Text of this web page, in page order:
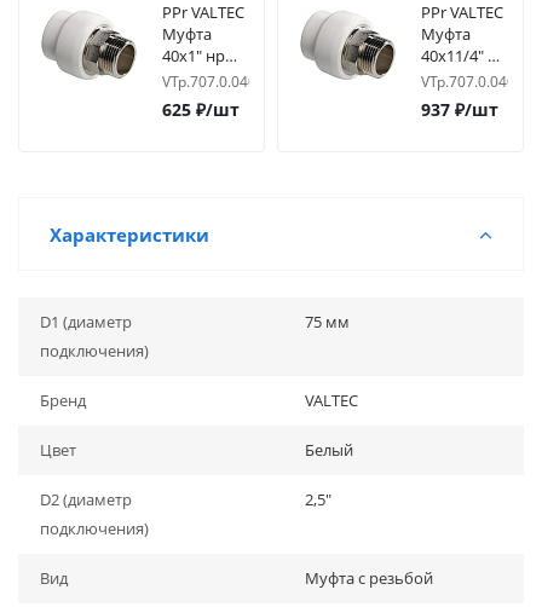
PPr VALTEC
Муфта
40х1" нр
под ключ
VTp.707.0.04006
625 ₽/шт
PPr VALTEC
Муфта
40х11/4" нр
под ключ
VTp.707.0.04007
937 ₽/шт
Характеристики
D1 (диаметр
подключения)
75 мм
Бренд VALTEC
Цвет Белый
D2 (диаметр
подключения)
2,5"
Вид Муфта с резьбой